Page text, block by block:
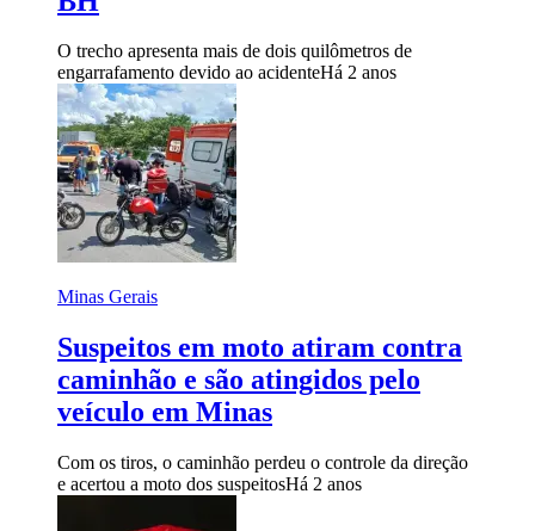
O trecho apresenta mais de dois quilômetros de
engarrafamento devido ao acidenteHá 2 anos
Minas Gerais
Suspeitos em moto atiram contra
caminhão e são atingidos pelo
veículo em Minas
Com os tiros, o caminhão perdeu o controle da direção
e acertou a moto dos suspeitosHá 2 anos